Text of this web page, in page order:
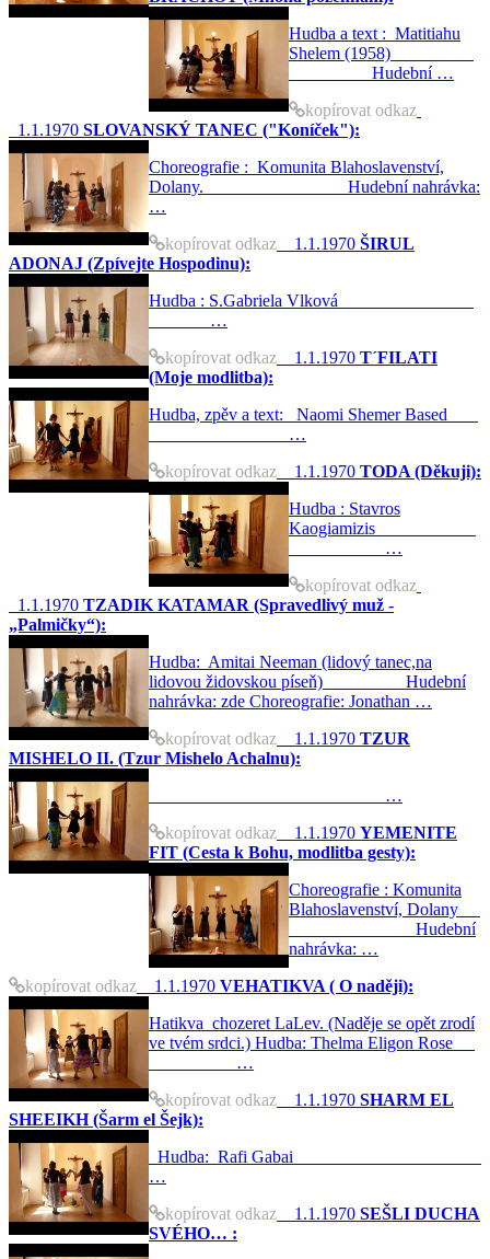
Hudba a text : Matitiahu
Shelem (1958)
Hudební …
kopírovat odkaz
1.1.1970 SLOVANSKÝ TANEC ("Koníček"):
Choreografie : Komunita Blahoslavenství,
Dolany. Hudební nahrávka:
…
kopírovat odkaz 1.1.1970 ŠIRUL
ADONAJ (Zpívejte Hospodinu):
Hudba : S.Gabriela Vlková
…
kopírovat odkaz 1.1.1970 T´FILATI
(Moje modlitba):
Hudba, zpěv a text: Naomi Shemer Based
…
kopírovat odkaz 1.1.1970 TODA (Děkuji):
Hudba : Stavros
Kaogiamizis
…
kopírovat odkaz
1.1.1970 TZADIK KATAMAR (Spravedlivý muž -
„Palmičky“):
Hudba: Amitai Neeman (lidový tanec,na
lidovou židovskou píseň) Hudební
nahrávka: zde Choreografie: Jonathan …
kopírovat odkaz 1.1.1970 TZUR
MISHELO II. (Tzur Mishelo Achalnu):
…
kopírovat odkaz 1.1.1970 YEMENITE
FIT (Cesta k Bohu, modlitba gesty):
Choreografie : Komunita
Blahoslavenství, Dolany
Hudební
nahrávka: …
kopírovat odkaz 1.1.1970 VEHATIKVA ( O naději):
Hatikva chozeret LaLev. (Naděje se opět zrodí
ve tvém srdci.) Hudba: Thelma Eligon Rose
…
kopírovat odkaz 1.1.1970 SHARM EL
SHEEIKH (Šarm el Šejk):
Hudba: Rafi Gabai
…
kopírovat odkaz 1.1.1970 SEŠLI DUCHA
SVÉHO… :